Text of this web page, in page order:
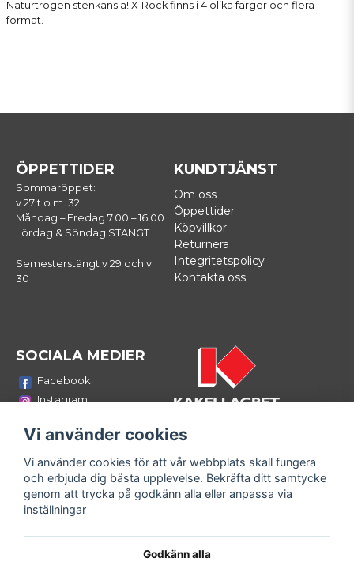
Naturtrogen stenkänsla! X-Rock finns i 4 olika färger och flera
format.
ÖPPETTIDER
Sommaröppet:
v 27 t.o.m. 32:
Måndag – Fredag 7.00 – 16.00
Lördag & Söndag STÄNGT
Semesterstängt v 29 och v
30
KUNDTJÄNST
Om oss
Öppettider
Köpvillkor
Returnera
Integritetspolicy
Kontakta oss
SOCIALA MEDIER
Facebook
Instagram
LinkedIn
Bli medlem i vårt nyhetsbrev
email
Mejladress
Fyll i din e-mailadress och ta del av våra nyheter och
Vi använder cookies
Vi använder cookies för att vår webbplats skall fungera
och erbjuda dig bästa upplevelse. Bekräfta ditt samtycke
genom att trycka på godkänn alla eller anpassa via
inställningar
Godkänn alla